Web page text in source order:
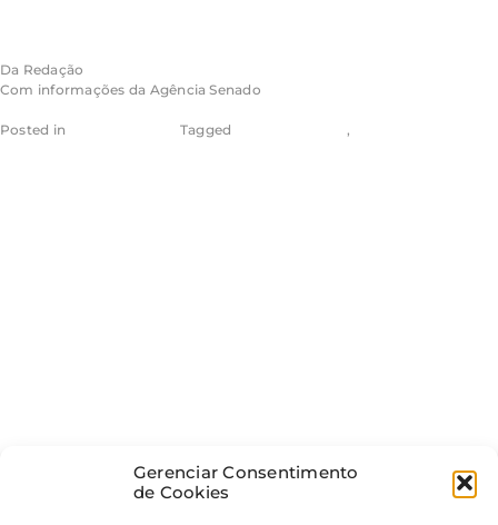
Gerenciar Consentimento
de Cookies
Da Redação
Com informações da Agência Senado
Posted in Tagged ,
assistencial de